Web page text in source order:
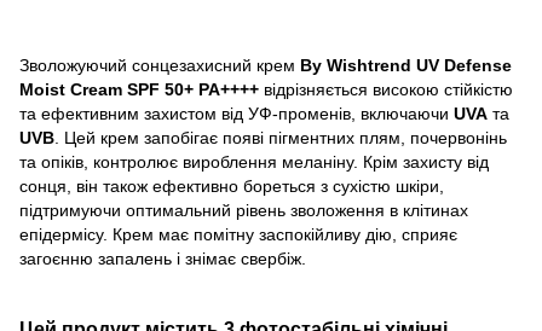
Зволожуючий сонцезахисний крем By Wishtrend UV Defense
Moist Cream SPF 50+ PA++++ відрізняється високою стійкістю
та ефективним захистом від УФ-променів, включаючи UVA та
UVB . Цей крем запобігає появі пігментних плям, почервонінь
та опіків, контролює вироблення меланіну. Крім захисту від
сонця, він також ефективно бореться з сухістю шкіри,
підтримуючи оптимальний рівень зволоження в клітинах
епідермісу. Крем має помітну заспокійливу дію, сприяє
загоєнню запалень і знімає свербіж.